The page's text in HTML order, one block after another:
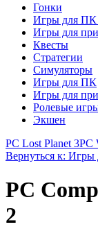
Гонки
Игры для ПК
Игры для
Квесты
Стратегии
Симуляторы
Игры для ПК
Игры для
Ролевые
Экшен
PC Lost Planet 3PC
Вернуться к:
PC
2